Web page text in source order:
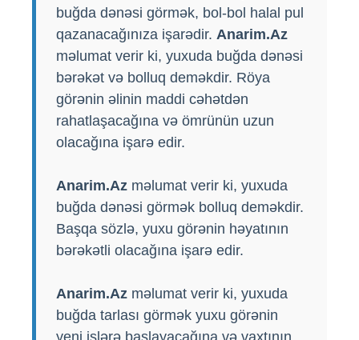
buğda dənəsi görmək, bol-bol halal pul
qazanacağınıza işarədir. Anarim.Az
məlumat verir ki, yuxuda buğda dənəsi
bərəkət və bolluq deməkdir. Röya
görənin əlinin maddi cəhətdən
rahatlaşacağına və ömrünün uzun
olacağına işarə edir.
Anarim.Az məlumat verir ki, yuxuda
buğda dənəsi görmək bolluq deməkdir.
Başqa sözlə, yuxu görənin həyatının
bərəkətli olacağına işarə edir.
Anarim.Az məlumat verir ki, yuxuda
buğda tarlası görmək yuxu görənin
yeni işlərə başlayacağına və vaxtının